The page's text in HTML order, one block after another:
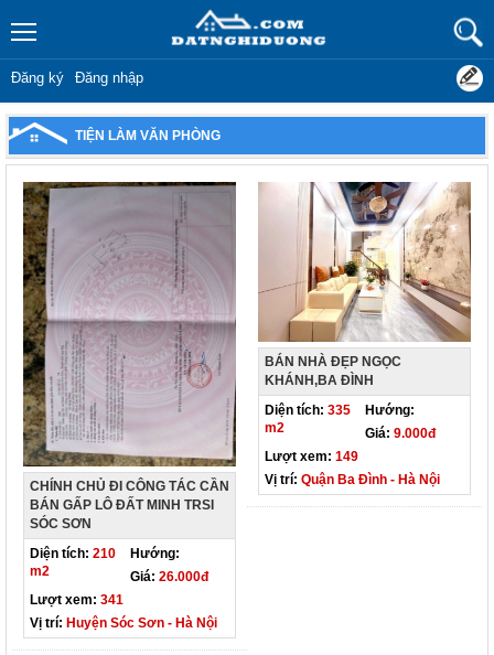
Đăng ký Đăng nhập
TIỆN LÀM VĂN PHÒNG
CHÍNH CHỦ ĐI CÔNG TÁC CẦN
BÁN GẤP LÔ ĐẤT MINH TRSI
SÓC SƠN
Diện tích: 210
m2
Hướng:
Giá: 26.000đ
Lượt xem: 341
Vị trí: Huyện Sóc Sơn - Hà Nội
BÁN NHÀ ĐẸP NGỌC
KHÁNH,BA ĐÌNH
Diện tích: 335
m2
Hướng:
Giá: 9.000đ
Lượt xem: 149
Vị trí: Quận Ba Đình - Hà Nội